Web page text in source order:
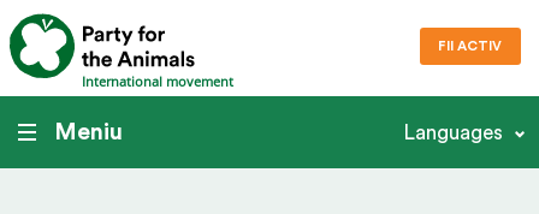
International movement
FII ACTIV
Meniu Languages